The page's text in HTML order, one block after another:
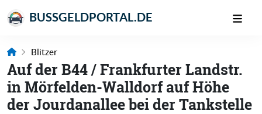
BUSSGELDPORTAL.DE
Blitzer
Auf der B44 / Frankfurter Landstr.
in Mörfelden-Walldorf auf Höhe
der Jourdanallee bei der Tankstelle